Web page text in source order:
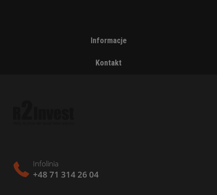
Informacje
Kontakt
Infolinia
+48 71 314 26 04